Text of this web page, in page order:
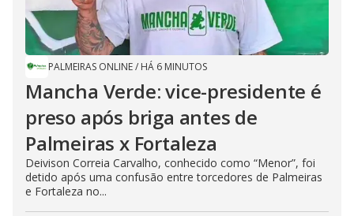
PALMEIRAS ONLINE/ HÁ 6 MINUTOS
Mancha Verde: vice-presidente é
preso após briga antes de
Palmeiras x Fortaleza
Deivison Correia Carvalho, conhecido como “Menor”, foi
detido após uma confusão entre torcedores de Palmeiras
e Fortaleza no...